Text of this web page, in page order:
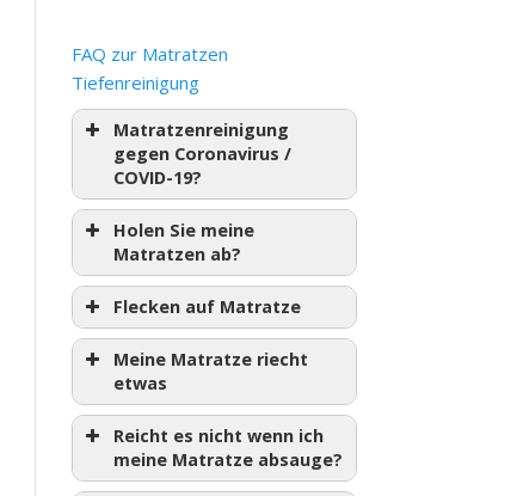
FAQ zur Matratzen
Tiefenreinigung
Matratzenreinigung
gegen Coronavirus /
COVID-19?
Holen Sie meine
Matratzen ab?
Flecken auf Matratze
Meine Matratze riecht
etwas
Reicht es nicht wenn ich
meine Matratze absauge?